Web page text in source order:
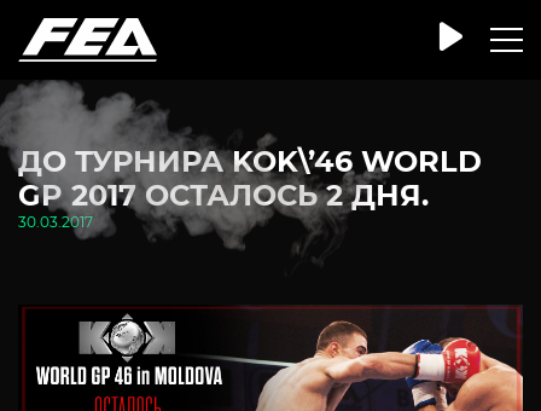
ДО ТУРНИРА KOK\’46 WORLD
GP 2017 ОСТАЛОСЬ 2 ДНЯ.
30.03.2017